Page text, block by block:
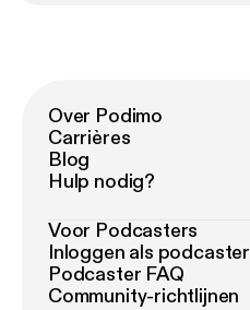
Over Podimo
Carrières
Blog
Hulp nodig?
Voor Podcasters
Inloggen als podcaster
Podcaster FAQ
Community-richtlijnen